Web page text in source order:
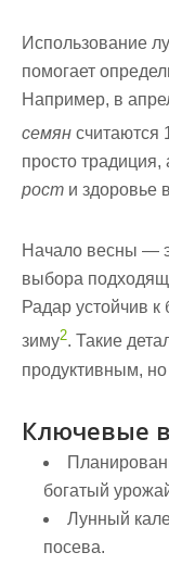
Использование
помогает
Например, в
семян считаются
просто
рост и здоровье
Начало весны —
выбора
Радар устойчив
зиму2. Такие
продуктивным,
Ключевые
богатый
Лунный
посева.